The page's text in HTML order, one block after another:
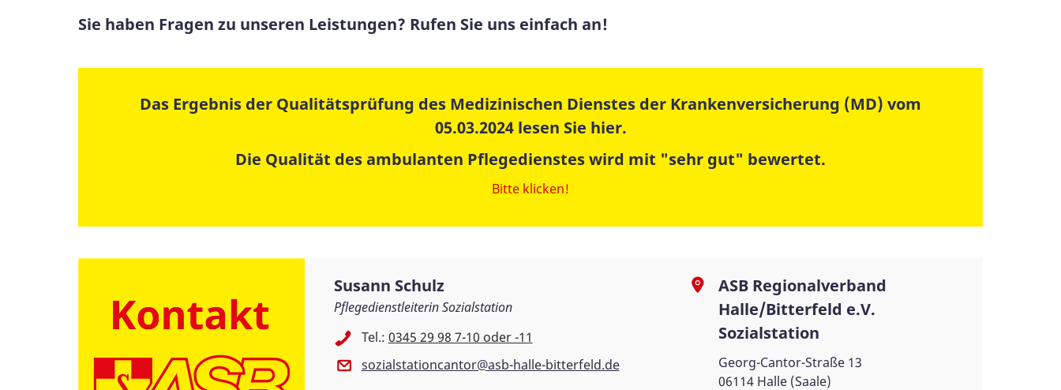
Sie haben Fragen zu unseren Leistungen? Rufen Sie uns einfach an!
Das Ergebnis der Qualitätsprüfung des Medizinischen Dienstes der Krankenversicherung (MD) vom
05.03.2024 lesen Sie hier.
Die Qualität des ambulanten Pflegedienstes wird mit "sehr gut" bewertet.
Bitte klicken!
Susann Schulz
Pflegedienstleiterin Sozialstation
Tel.: 0345 29 98 7-10 oder -11
sozialstationcantor@asb-halle-bitterfeld.de
ASB Regionalverband
Halle/Bitterfeld e.V.
Sozialstation
Georg-Cantor-Straße 13
06114 Halle (Saale)